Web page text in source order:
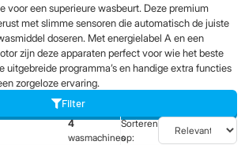
voor een superieure wasbeurt. Deze premium
met slimme sensoren die automatisch de juiste
doseren. Met energielabel A en een
zijn deze apparaten perfect voor wie het beste
uitgebreide programma’s en handige extra functies
zorgeloze ervaring.
Filter
4
wasmachines
Sorteren
op: